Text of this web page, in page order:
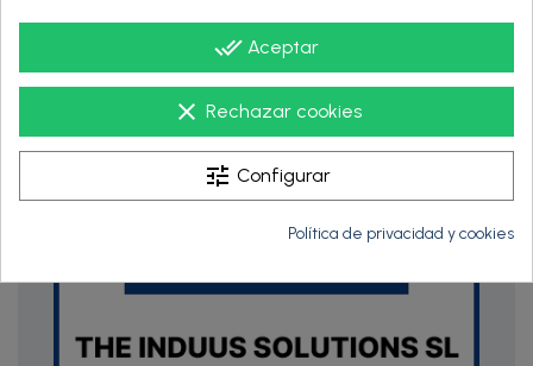
done_all Aceptar
clear Rechazar cookies
tune Configurar
Política de privacidad y cookies